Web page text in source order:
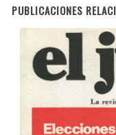
PUBLICACIONES